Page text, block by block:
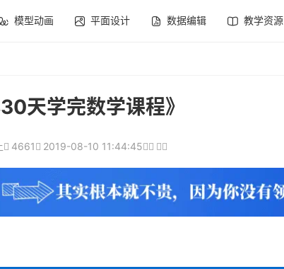
模型动画 平面设计 数据编辑 教学资源
30天学完数学课程》
4661 2019-08-10 11:44:45